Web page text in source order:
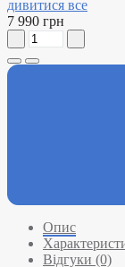
дивитися все
7 990 грн
Опис
Відгуки (0)